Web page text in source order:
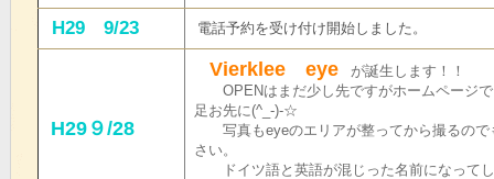
H29 9/23 電話予約を受け付け開始しました。
H29９/28
Vierklee eye
が誕生します！！
OPENはまだ少し先ですがホームページで
足お先に(^_-)-☆
写真もeyeのエリアが整ってから撮るので
さい。
ドイツ語と英語が混じった名前になって